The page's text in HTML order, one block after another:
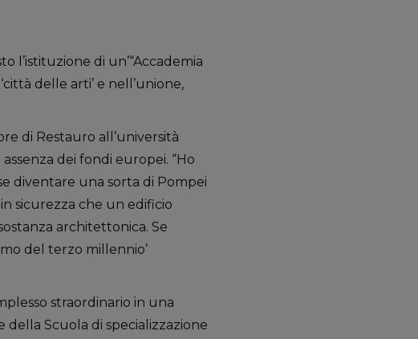
l’istituzione di un’“Accademia
delle arti’ e nell’unione,
di Restauro all’università
dei fondi europei. “Ho
diventare una sorta di Pompei
sicurezza che un edificio
architettonica. Se
del terzo millennio’
straordinario in una
Scuola di specializzazione